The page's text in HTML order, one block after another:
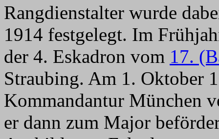
Rangdienstalter wurde
1914 festgelegt. Im
der 4. Eskadron vom 17.
Straubing. Am 1. Oktober
Kommandantur München
er dann zum Major